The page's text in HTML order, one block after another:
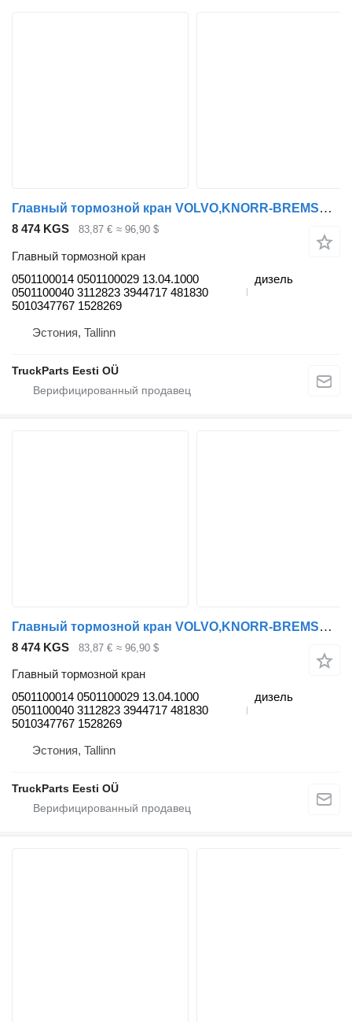
Главный тормозной кран VOLVO,KNORR-BREMSE B9 (01.02-) 0501100014 для автобуса Volvo B6, B7, B9, B10, B12 bus (1978-2011)
8 474 KGS 83,87 € ≈ 96,90 $
Главный тормозной кран
0501100014 0501100029 13.04.1000
0501100040 3112823 3944717 481830
5010347767 1528269
дизель
Эстония, Tallinn
TruckParts Eesti OÜ
Главный тормозной кран VOLVO,KNORR-BREMSE B9 (01.02-) 0501100014 для автобуса Volvo B6, B7, B9, B10, B12 bus (1978-2011)
8 474 KGS 83,87 € ≈ 96,90 $
Главный тормозной кран
0501100014 0501100029 13.04.1000
0501100040 3112823 3944717 481830
5010347767 1528269
дизель
Эстония, Tallinn
TruckParts Eesti OÜ